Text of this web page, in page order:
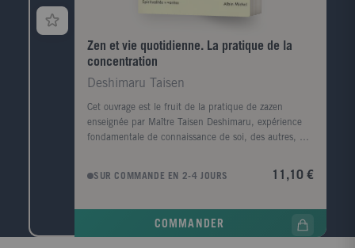
Zen et vie quotidienne. La pratique de la
concentration
Deshimaru Taisen
Cet ouvrage est le fruit de la pratique de zazen
enseignée par Maître Taisen Deshimaru, expérience
fondamentale de connaissance de soi, des autres, du
maintenant? Comment observer son karma sur le
chemin de la vie à la mort? Comment se concentrer
présent et ne pas laisser vainement passer le temps?
SUR COMMANDE EN 2-4 JOURS 11,10 €
COMMANDER